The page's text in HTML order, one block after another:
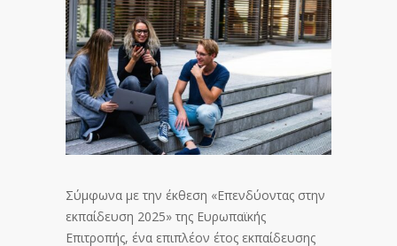
Σύμφωνα με την έκθεση «Επενδύοντας στην
εκπαίδευση 2025» της Ευρωπαϊκής
Επιτροπής, ένα επιπλέον έτος εκπαίδευσης